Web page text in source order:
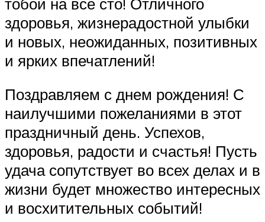
здоровья, жизнерадостной улыбки
и новых, неожиданных, позитивных
и ярких впечатлений!
Поздравляем с днем рождения! С
наилучшими пожеланиями в этот
праздничный день. Успехов,
здоровья, радости и счастья! Пусть
удача сопутствует во всех делах и в
жизни будет множество интересных
и восхитительных событий!